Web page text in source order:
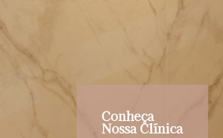
Conheça
Nossa Clínica